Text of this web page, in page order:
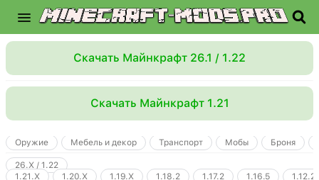
Скачать Майнкрафт 26.1 / 1.22
Скачать Майнкрафт 1.21
Оружие Мебель и декор Транспорт Мобы Броня
26.X / 1.22
1.21.X
1.20.X 1.19.X 1.18.2 1.17.2 1.16.5 1.12.2